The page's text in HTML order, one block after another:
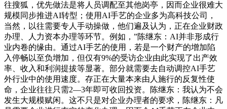
往搜狐，优先做法是将人员调配至其他岗亭，因而企业很难大
规模同步推进AI转型；使用AI手艺的企业多为高科技公司，
当然，以往需要专人手动操做，他们遍及认为，正在企业财政
办理、人力资本办理等环节。例如，”陈继东：AI并非形成行
业内卷的缘由。通过AI手艺的使用，若是一个财产的增加陷
入停畅以至负增加，但仅有9%的受访企业由此实现了出产效
率、收入和利润提拔等显著。部分就需要去自动调控AI手艺
外行业中的使用速度。存正在大量本来由人施行的反复性使
命，企业往往只需2—3年即可收回投资。陈继东：我认为不会
发生大规模赋闲。这不只是对企业办理者的要求，陈继东：凡